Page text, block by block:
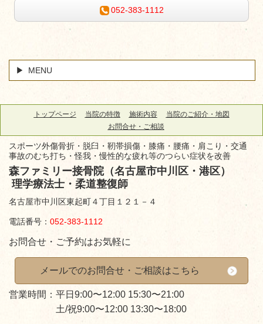
052-383-1112
MENU
トップページ 当院の特徴 施術内容
当院のご紹介・地図
お問合せ・ご相談
スポーツ外傷骨折・脱臼・靭帯損傷・膝痛・腰痛・肩こり・交通
事故のむち打ち・怪我・慢性的な疲れ等のつらい症状を改善
森ファミリー接骨院（名古屋市中川区・港区）
理学療法士・柔道整復師
名古屋市中川区東起町４丁目１２１－４
電話番号： 052-383-1112
お問合せ・ご予約はお気軽に
メールでのお問合せ・ご相談はこちら
営業時間：平日9:00〜12:00 15:30〜21:00
土/祝9:00〜12:00 13:30〜18:00